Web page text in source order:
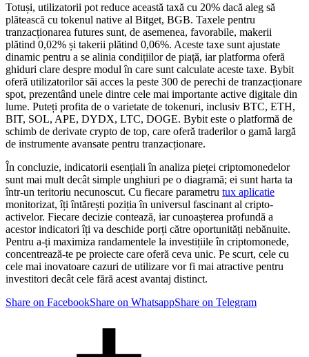
Totuși, utilizatorii pot reduce această taxă cu 20% dacă aleg să
plătească cu tokenul native al Bitget, BGB. Taxele pentru
tranzacționarea futures sunt, de asemenea, favorabile, makerii
plătind 0,02% și takerii plătind 0,06%. Aceste taxe sunt ajustate
dinamic pentru a se alinia condițiilor de piață, iar platforma oferă
ghiduri clare despre modul în care sunt calculate aceste taxe. Bybit
oferă utilizatorilor săi acces la peste 300 de perechi de tranzacționare
spot, prezentând unele dintre cele mai importante active digitale din
lume. Puteți profita de o varietate de tokenuri, inclusiv BTC, ETH,
BIT, SOL, APE, DYDX, LTC, DOGE. Bybit este o platformă de
schimb de derivate crypto de top, care oferă traderilor o gamă largă
de instrumente avansate pentru tranzacționare.
În concluzie, indicatorii esențiali în analiza pieței criptomonedelor
sunt mai mult decât simple unghiuri pe o diagramă; ei sunt harta ta
într-un teritoriu necunoscut. Cu fiecare parametru tux aplicatie
monitorizat, îți întărești poziția în universul fascinant al cripto-
activelor. Fiecare decizie contează, iar cunoașterea profundă a
acestor indicatori îți va deschide porți către oportunități nebănuite.
Pentru a-ți maximiza randamentele la investițiile în criptomonede,
concentrează-te pe proiecte care oferă ceva unic. Pe scurt, cele cu
cele mai inovatoare cazuri de utilizare vor fi mai atractive pentru
investitori decât cele fără acest avantaj distinct.
Share on FacebookShare on WhatsappShare on Telegram